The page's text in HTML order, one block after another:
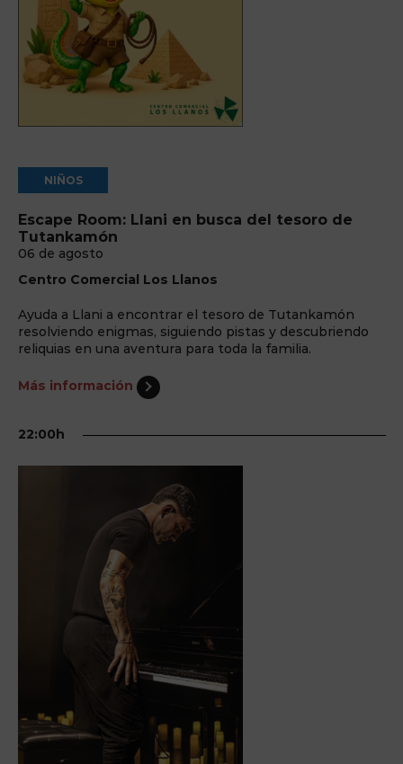
NIÑOS
Escape Room: Llani en busca del tesoro de
Tutankamón
06 de agosto
Centro Comercial Los Llanos
Ayuda a Llani a encontrar el tesoro de Tutankamón
resolviendo enigmas, siguiendo pistas y descubriendo
reliquias en una aventura para toda la familia.
Más información
22:00h